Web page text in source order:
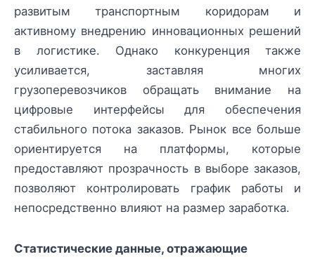
развитым транспортным коридорам и
активному внедрению инновационных решений
в логистике. Однако конкуренция также
усиливается, заставляя многих
грузоперевозчиков обращать внимание на
цифровые интерфейсы для обеспечения
стабильного потока заказов. Рынок все больше
ориентируется на платформы, которые
предоставляют прозрачность в выборе заказов,
позволяют контролировать график работы и
непосредственно влияют на размер заработка.
Статистические данные, отражающие